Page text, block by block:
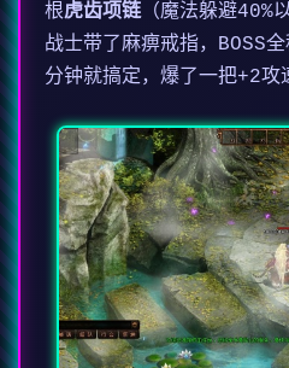
根虎齿项链（魔法躲避40%
战士带了麻痹戒指，BOSS
分钟就搞定，爆了一把+2攻